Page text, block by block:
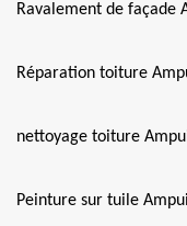
Ravalement de façade
Réparation toiture
nettoyage toiture
Peinture sur tuile